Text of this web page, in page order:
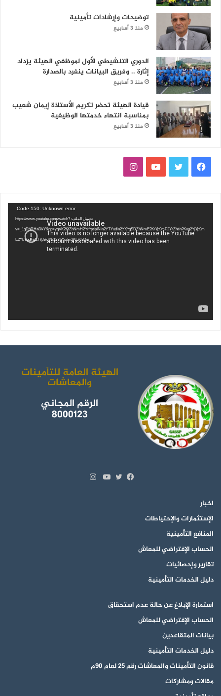
توضيحات وإرشادات تأمينية
منذ 3 أسابيع
الدوري التنشيطي الأول لموظفي الهيئة يزداد
إثارة .. وفريق البيانات ينفرد بالصدارة
منذ 3 أسابيع
قيادة الهيئة تحضر تكريم الأستاذة إيمان شعيب
بمناسبة انتهاء خدمتها الوظيفية
منذ 3 أسابيع
س
ب
ي
ت
ت
ي
و
س
ت
ق
Code 150: Unknown error.
تحميل الملف: https://www.youtube.com/watch?
v=_1gDhRHaDkY&pp=ygVK2KfZhNmH2YrYptipINin2YTYudin2YXYqSDZhNmE2KrYp9mF2YrZhtin2Kog2YjYp9m
E2YbYudin2LTYp9iqINi12YbYudin2KE%3D&_=1
الهيئة العامة للتأمينات
والمعاشات
الرقم المجاني
8000123
اخبار
الإستثمارات والإحتياطات
المنافع التأمينية
الحساب الإفتراضي للمعاش
تقارير وإحصائيات
دليل الخدمات التأمينية
استمارة الإبلاغ عن حالة عدم استحقاق
الحساب الإفتراضي للمعاش
بيانات المتقاعدين
دليل الخدمات التأمينية
قانون التأمينات والمعاشات رقم 25 لعام 90م
مقالات ومشاركات